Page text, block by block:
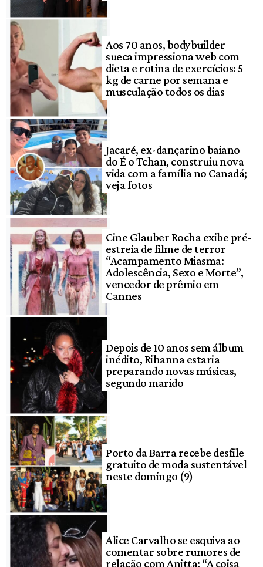
Aos 70 anos, bodybuilder
sueca impressiona web com
dieta e rotina de exercícios: 5
kg de carne por semana e
musculação todos os dias
Jacaré, ex-dançarino baiano
do É o Tchan, construiu nova
vida com a família no Canadá;
veja fotos
Cine Glauber Rocha exibe pré-
estreia de filme de terror
“Acampamento Miasma:
Adolescência, Sexo e Morte”,
vencedor de prêmio em
Cannes
Depois de 10 anos sem álbum
inédito, Rihanna estaria
preparando novas músicas,
segundo marido
Porto da Barra recebe desfile
gratuito de moda sustentável
neste domingo (9)
Alice Carvalho se esquiva ao
comentar sobre rumores de
relação com Anitta: “A coisa